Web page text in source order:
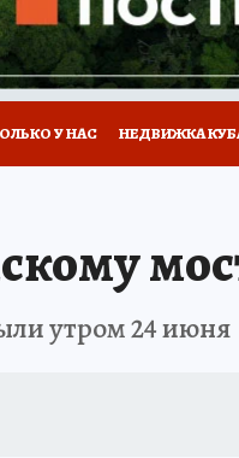
У НАС НЕДВИЖКА
утром 24 июня